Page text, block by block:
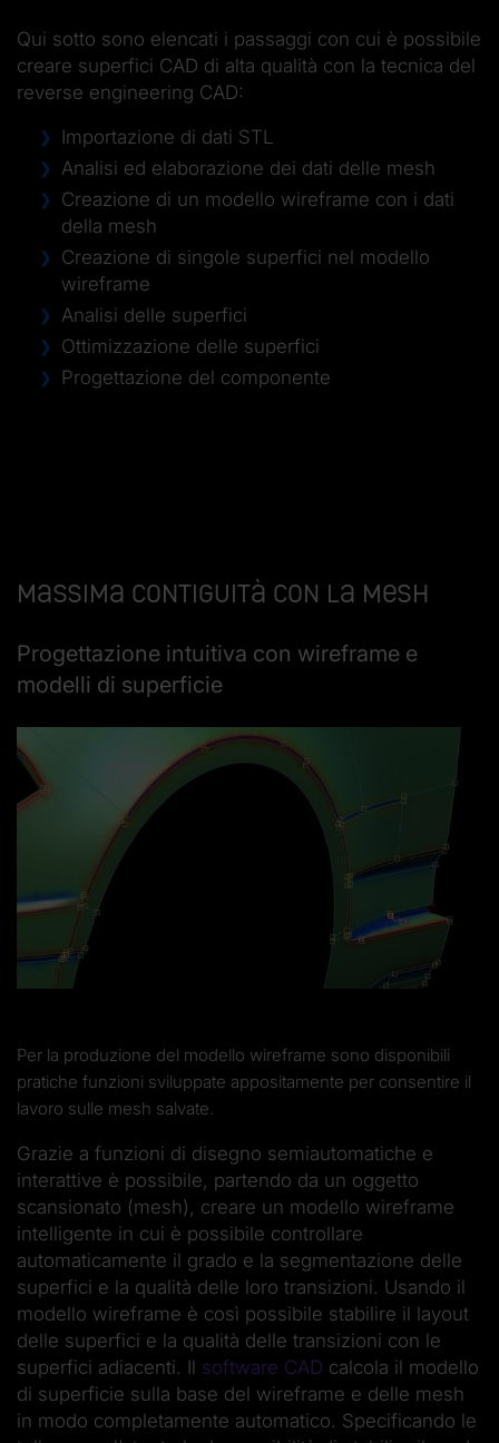
Qui sotto sono elencati i passaggi con cui è possibile
creare superfici CAD di alta qualità con la tecnica del
reverse engineering CAD:
Importazione di dati STL
Analisi ed elaborazione dei dati delle mesh
Creazione di un modello wireframe con i dati
della mesh
Creazione di singole superfici nel modello
wireframe
Analisi delle superfici
Ottimizzazione delle superfici
Progettazione del componente
Massima contiguità con la mesh
Progettazione intuitiva con wireframe e
modelli di superficie
Per la produzione del modello wireframe sono disponibili
pratiche funzioni sviluppate appositamente per consentire il
lavoro sulle mesh salvate.
Grazie a funzioni di disegno semiautomatiche e
interattive è possibile, partendo da un oggetto
scansionato (mesh), creare un modello wireframe
intelligente in cui è possibile controllare
automaticamente il grado e la segmentazione delle
superfici e la qualità delle loro transizioni. Usando il
modello wireframe è così possibile stabilire il layout
delle superfici e la qualità delle transizioni con le
superfici adiacenti. Il software CAD calcola il modello
di superficie sulla base del wireframe e delle mesh
in modo completamente automatico. Specificando le